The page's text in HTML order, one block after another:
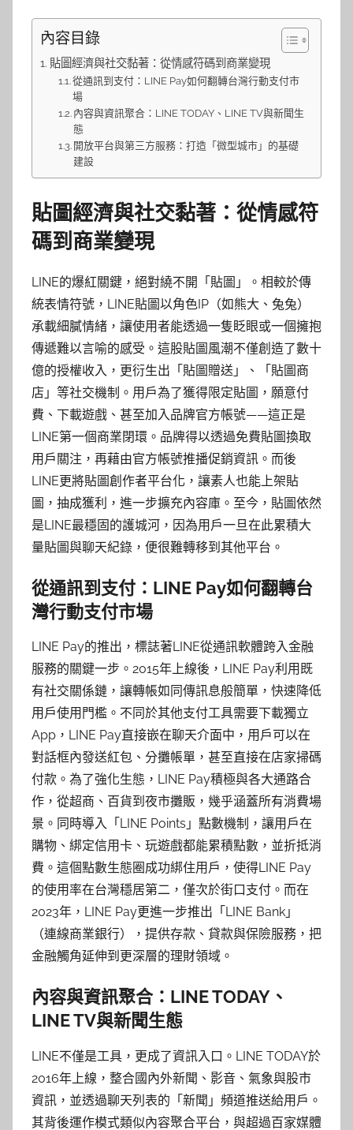
內容目錄
貼圖經濟與社交黏著：從情感符碼到商業變現
從通訊到支付：LINE Pay如何翻轉台灣行動支付市
場
內容與資訊聚合：LINE TODAY、LINE TV與新聞生
態
開放平台與第三方服務：打造「微型城市」的基礎
建設
貼圖經濟與社交黏著：從情感符
碼到商業變現
LINE的爆紅關鍵，絕對繞不開「貼圖」。相較於傳
統表情符號，LINE貼圖以角色IP（如熊大、兔兔）
承載細膩情緒，讓使用者能透過一隻眨眼或一個擁抱
傳遞難以言喻的感受。這股貼圖風潮不僅創造了數十
億的授權收入，更衍生出「貼圖贈送」、「貼圖商
店」等社交機制。用戶為了獲得限定貼圖，願意付
費、下載遊戲、甚至加入品牌官方帳號——這正是
LINE第一個商業閉環。品牌得以透過免費貼圖換取
用戶關注，再藉由官方帳號推播促銷資訊。而後
LINE更將貼圖創作者平台化，讓素人也能上架貼
圖，抽成獲利，進一步擴充內容庫。至今，貼圖依然
是LINE最穩固的護城河，因為用戶一旦在此累積大
量貼圖與聊天紀錄，便很難轉移到其他平台。
從通訊到支付：LINE Pay如何翻轉台
灣行動支付市場
LINE Pay的推出，標誌著LINE從通訊軟體跨入金融
服務的關鍵一步。2015年上線後，LINE Pay利用既
有社交關係鏈，讓轉帳如同傳訊息般簡單，快速降低
用戶使用門檻。不同於其他支付工具需要下載獨立
App，LINE Pay直接嵌在聊天介面中，用戶可以在
對話框內發送紅包、分攤帳單，甚至直接在店家掃碼
付款。為了強化生態，LINE Pay積極與各大通路合
作，從超商、百貨到夜市攤販，幾乎涵蓋所有消費場
景。同時導入「LINE Points」點數機制，讓用戶在
購物、綁定信用卡、玩遊戲都能累積點數，並折抵消
費。這個點數生態圈成功綁住用戶，使得LINE Pay
的使用率在台灣穩居第二，僅次於街口支付。而在
2023年，LINE Pay更進一步推出「LINE Bank」
（連線商業銀行），提供存款、貸款與保險服務，把
金融觸角延伸到更深層的理財領域。
內容與資訊聚合：LINE TODAY、
LINE TV與新聞生態
LINE不僅是工具，更成了資訊入口。LINE TODAY於
2016年上線，整合國內外新聞、影音、氣象與股市
資訊，並透過聊天列表的「新聞」頻道推送給用戶。
其背後運作模式類似內容聚合平台，與超過百家媒體